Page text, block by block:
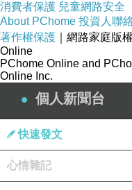
消費者保護 兒童網路安全
About PChome 投資人聯
著作權保護 ｜網路家庭版
Online
PChome Online and
Online Inc.
個人新聞台
快速發文
心情雜記